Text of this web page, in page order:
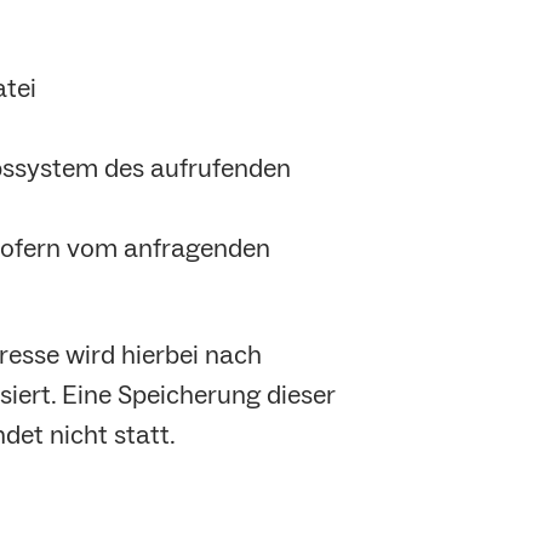
des aufrufenden
vom anfragenden
wird hierbei nach
Eine Speicherung dieser
nicht statt.